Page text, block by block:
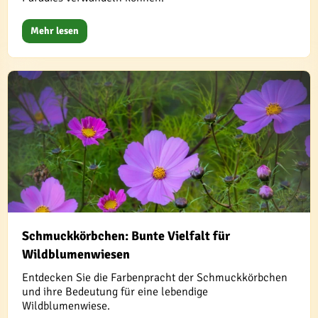
Mehr lesen
Schmuckkörbchen: Bunte Vielfalt für
Wildblumenwiesen
Entdecken Sie die Farbenpracht der Schmuckkörbchen
und ihre Bedeutung für eine lebendige
Wildblumenwiese.